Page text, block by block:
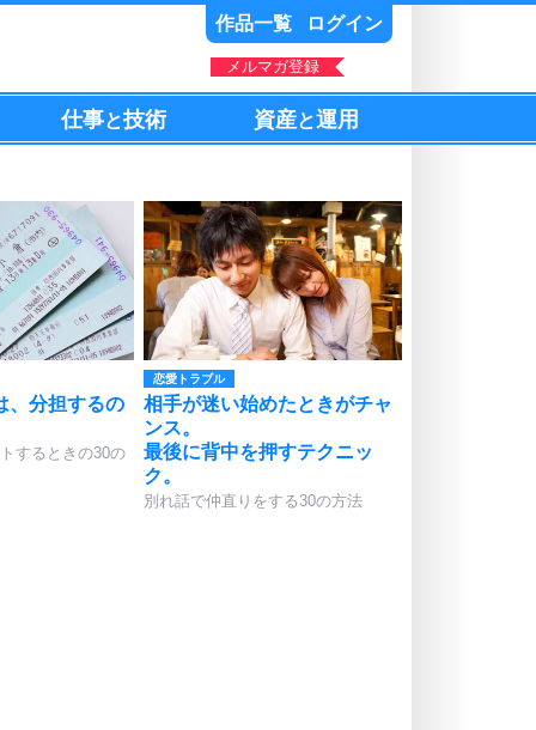
作品一覧 ログイン
メルマガ登録
仕事と技術 資産と運用
、分担するの
するときの30の
恋愛トラブル
相手が迷い始めたときがチャ
ンス。
最後に背中を押すテクニッ
ク。
別れ話で仲直りをする30の方法